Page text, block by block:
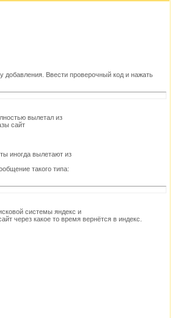
Ввести проверочный код и нажать
вылетал из
сайт
иногда вылетают из
такого типа:
системы яндекс и
через какое то время вернётся в индекс.